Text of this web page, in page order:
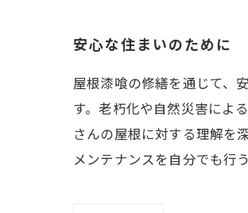
安心な住まいのために
屋根漆喰の修繕を通じて、
す。老朽化や自然災害によ
さんの屋根に対する理解を
メンテナンスを自分でも行